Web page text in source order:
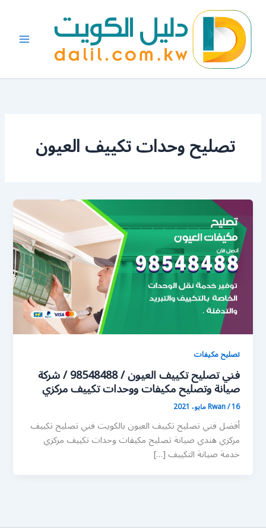
المحتوى
تصليح وحدات تكييف العيون
تصليح مكيفات
فني تصليح تكييف العيون / 98548488 / شركة
صيانة وتصليح مكيفات ووحدات تكييف مركزي
Rwan/16 مايو، 2021
أفضل فني تصليح تكييف العيون بالكويت فني تصليح تكييف
مركزي هندي صيانة تصليح مكيفات وحدات تكييف مركزي
خدمة صيانة التكييف […]